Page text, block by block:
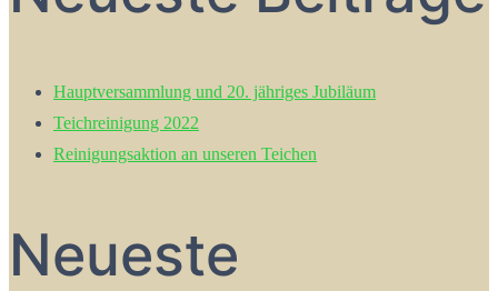
Hauptversammlung und 20. jähriges Jubiläum
Teichreinigung 2022
Reinigungsaktion an unseren Teichen
Neueste